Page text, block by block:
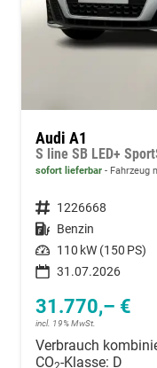
Audi A1
S line SB LED+
sofort lieferbar Fahrzeug
Fahrzeugnummer 1226668
Kraftstoff Benzin
Leistung 110 kW (150 PS)
31.07.2026
31.770,– €
incl. 19% MwSt.
Verbrauch
CO -Klasse: D